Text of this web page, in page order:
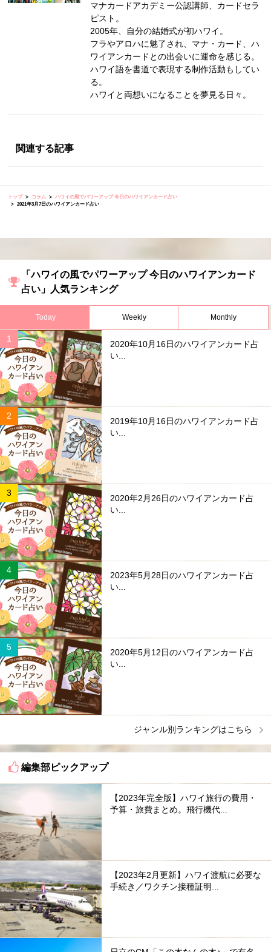
マナカードアカデミー公認講師、カードセラ
ピスト。
2005年、自分の結婚式が初ハワイ。
フラやアロハに魅了され、マナ・カード、ハ
ワイアンカードとの出会いに運命を感じる。
ハワイ語を書道で表現する制作活動もしてい
る。
ハワイと両想いになることを夢見る日々。
関連する記事
トップ コラム
ハワイの風でパワーアップ 今日のハワイアンカード占い
2021年3月7日のハワイアンカード占い
「ハワイの風でパワーアップ 今日のハワイアンカード
占い」人気ランキング
Today Weekly Monthly
2020年10月16日のハワイアンカード占
い...
2019年10月16日のハワイアンカード占
い...
2020年2月26日のハワイアンカード占
い...
2023年5月28日のハワイアンカード占
い...
2020年5月12日のハワイアンカード占
い...
ジャンル別ランキングはこちら
編集部ピックアップ
【2023年完全版】ハワイ旅行の費用・
予算・旅費まとめ。飛行機代...
【2023年2月更新】ハワイ渡航に必要な
手続き／ワクチン接種証明...